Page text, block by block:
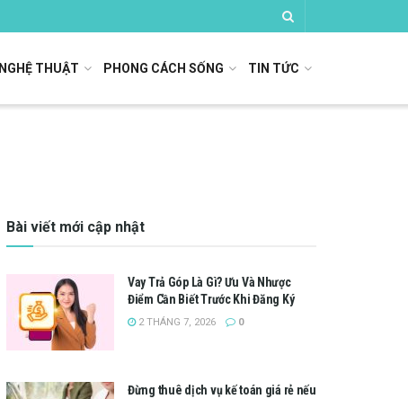
NGHỆ THUẬT PHONG CÁCH SỐNG TIN TỨC
Bài viết mới cập nhật
Vay Trả Góp Là Gì? Ưu Và Nhược
Điểm Cần Biết Trước Khi Đăng Ký
2 THÁNG 7, 2026 0
Đừng thuê dịch vụ kế toán giá rẻ nếu